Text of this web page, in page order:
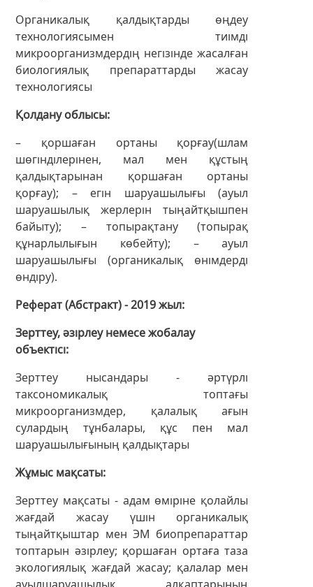
Органикалық қалдықтарды өңдеу
технологиясымен тиімді
микроорганизмдердің негізінде жасалған
биологиялық препараттарды жасау
технологиясы
Қолдану облысы
– қоршаған ортаны қорғау(шлам
шөгінділерінен, мал мен құстың
қалдықтарынан қоршаған ортаны
қорғау); – егін шаруашылығы (ауыл
шаруашылық жерлерін тыңайтқышпен
байыту); – топырақтану (топырақ
құнарлылығын көбейту); – ауыл
шаруашылығы (органикалық өнімдерді
өндіру).
Реферат (Абстракт) - 2019 жыл
Зерттеу, әзірлеу немесе жобалау
объектісі
Зерттеу нысандары - әртүрлі
таксономикалық топтағы
микроорганизмдер, қалалық ағын
сулардың тұнбалары, құс пен мал
шаруашылығының қалдықтары
Жұмыс мақсаты
Зерттеу мақсаты - адам өміріне қолайлы
жағдай жасау үшін органикалық
тыңайтқыштар мен ЭМ биопрепараттар
топтарын әзірлеу; қоршаған ортаға таза
экологиялық жағдай жасау; қалалар мен
ауылшаруашылық алқаптарының